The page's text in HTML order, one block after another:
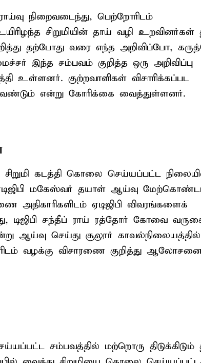
நிறைவடைந்து, பெற்றோரிடம்
சிறுமியின் தாய் வழி உறவினர்கள்
தற்போது வரை எந்த அறிவிப்போ,
இந்த சம்பவம் குறித்த ஒரு அறிவிப்பு
உள்ளனர். குற்றவாளிகள் விசாரிக்கப்பட
என்று கோரிக்கை வைத்துள்ளனர்.
கடத்தி கொலை செய்யப்பட்ட
மகேஸ்வர் தயாள் ஆய்வு
அதிகாரிகளிடம் ஏடிஜிபி விவரங்களைக்
டிஜிபி சந்தீப் ராய் ரத்தோர் கோவை
ஆய்வு செய்து சூலூர்
வழக்கு விசாரணை குறித்து
சம்பவத்தில் மற்றொரு